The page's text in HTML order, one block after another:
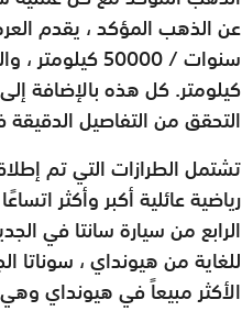
كيلومتر. كل هذه بالإضافة
التحقق من التفاصيل
تشتمل الطرازات التي تم
رياضية عائلية أكبر وأكثر
الرابع من سيارة سانتا في
للغاية من هيونداي ، سوناتا
الأكثر مبيعاً في هيونداي وهي